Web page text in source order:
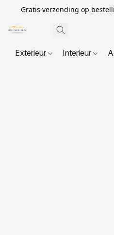
Gratis verzending op
Exterieur Interieur